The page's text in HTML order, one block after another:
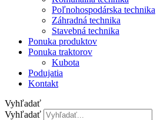
Poľnohospodárska technika
Záhradná technika
Stavebná technika
Ponuka produktov
Ponuka traktorov
Kubota
Podujatia
Kontakt
Vyhľadať
Vyhľadať